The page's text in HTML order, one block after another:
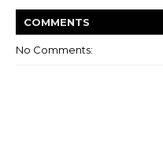
COMMENTS
No Comments: